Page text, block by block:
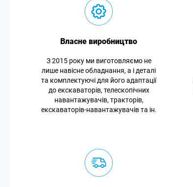
Власне виробництво
З 2015 року ми виготовляємо не
лише навісне обладнання, а і деталі
та комплектуючі для його адаптації
до екскаваторів, телескопічних
навантажувачів, тракторів,
екскаваторів-навантажувачів та ін.